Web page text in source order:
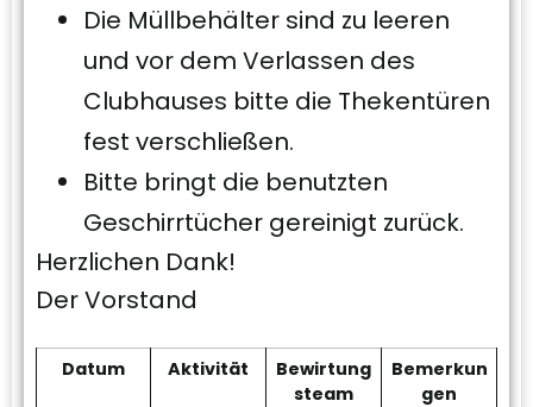
Die Müllbehälter sind zu leeren
und vor dem Verlassen des
Clubhauses bitte die Thekentüren
fest verschließen.
Bitte bringt die benutzten
Geschirrtücher gereinigt zurück.
Herzlichen Dank!
Der Vorstand
Datum Aktivität
Bewirtung
steam
Bemerkun
gen